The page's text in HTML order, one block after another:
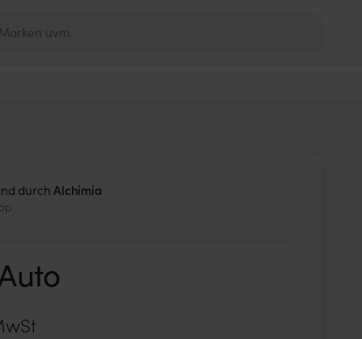
durch Alchimia